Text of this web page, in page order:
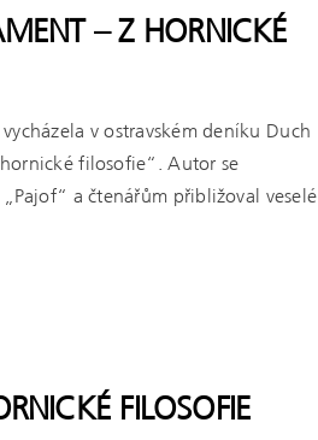
– Z HORNICKÉ
v ostravském deníku Duch
filosofie“. Autor se
a čtenářům přibližoval veselé
FILOSOFIE